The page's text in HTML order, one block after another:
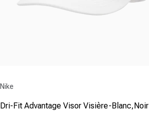
Nike
Dri-Fit Advantage Visor Visière-Blanc,Noir